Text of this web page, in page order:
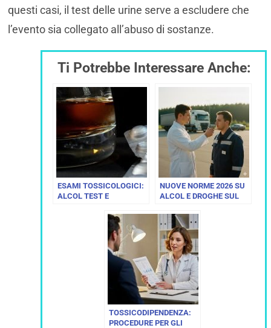
questi casi, il test delle urine serve a escludere che
l’evento sia collegato all’abuso di sostanze.
Ti Potrebbe Interessare Anche:
ESAMI TOSSICOLOGICI:
ALCOL TEST E
NUOVE NORME 2026 SU
ALCOL E DROGHE SUL
TOSSICODIPENDENZA:
PROCEDURE PER GLI